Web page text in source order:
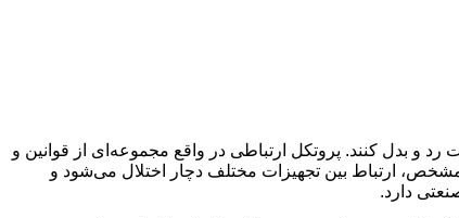
و بدل کنند. پروتکل ارتباطی در واقع مجموعه‌ای از قوانین و
ارتباط بین تجهیزات مختلف دچار اختلال می‌شود و
دارد.